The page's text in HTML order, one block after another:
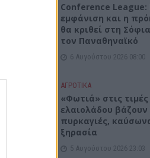
Conference League:
εμφάνιση και η
θα κριθεί στη
τον Παναθηναϊκό
6 Αυγούστου 2026 08:00
ΑΓΡΟΤΙΚΑ
«Φωτιά» στις
ελαιολάδου βάζουν
πυρκαγιές,
ξηρασία
5 Αυγούστου 2026 23:03